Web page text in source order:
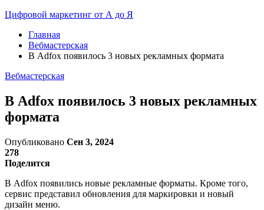
Цифровой маркетинг от А до Я
Главная
Вебмастерская
В Adfox появилось 3 новых рекламных формата
Вебмастерская
В Adfox появилось 3 новых рекламных
формата
Опубликовано Сен 3, 2024
278
Поделится
В Adfox появились новые рекламные форматы. Кроме того,
сервис представил обновления для маркировки и новый
дизайн меню.